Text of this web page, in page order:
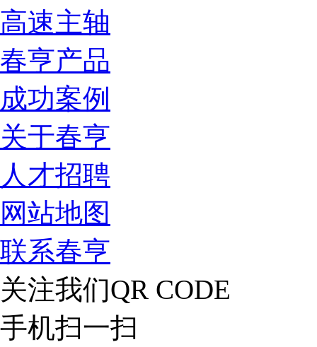
高速主轴
春亨产品
成功案例
关于春亨
人才招聘
网站地图
联系春亨
关注我们QR CODE
手机扫一扫